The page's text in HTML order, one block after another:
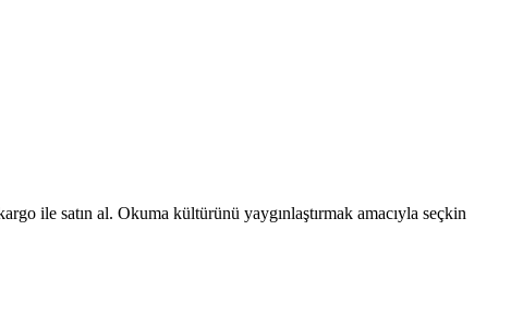
ile satın al. Okuma kültürünü yaygınlaştırmak amacıyla seçkin